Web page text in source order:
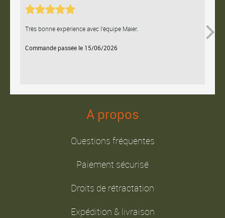
Très bonne expérience avec l'équipe Maier.
Commande passée le 15/06/2026
A propos
Questions fréquentes
Paiement sécurisé
Droits de rétractation
Expédition & livraison